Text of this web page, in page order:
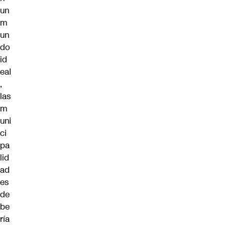
un
m
un
do
id
eal
,
las
m
uni
ci
pa
lid
ad
es
de
be
ría